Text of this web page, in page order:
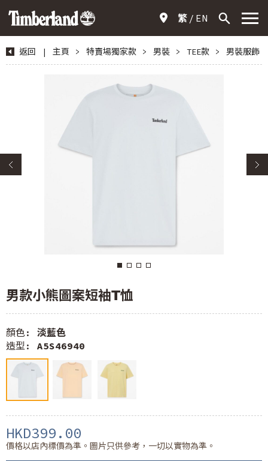
繁 EN
返回 | 主頁 > 特賣場獨家款 > 男裝 > TEE款 > 男裝服飾
男款小熊圖案短袖T恤
顏色: 淡藍色
造型: A5S46940
HKD399.00
價格以店內標價為準。圖片只供參考，一切以實物為準。